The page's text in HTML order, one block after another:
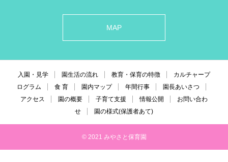
MAP
入園・見学 園生活の流れ 教育・保育の特徴
カルチャープ
ログラム
食 育 園内マップ 年間行事
園長あいさつ
アクセス
園の概要 子育て支援 情報公開
お問い合わ
せ
園の様式(保護者あて)
© 2021 みやさと保育園